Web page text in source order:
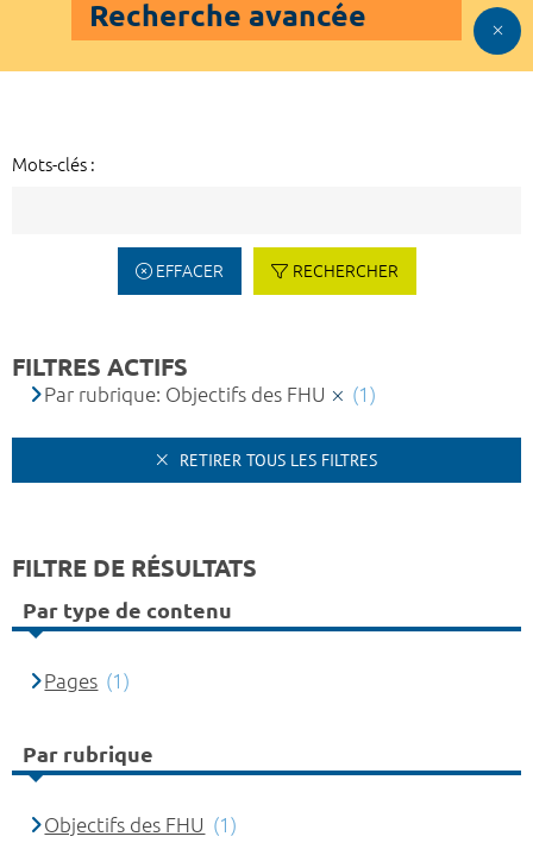
Recherche avancée
Mots-clés :
EFFACER RECHERCHER
FILTRES ACTIFS
Par rubrique: Objectifs des FHU (1)
RETIRER TOUS LES FILTRES
FILTRE DE RÉSULTATS
Par type de contenu
Pages (1)
Par rubrique
Objectifs des FHU (1)